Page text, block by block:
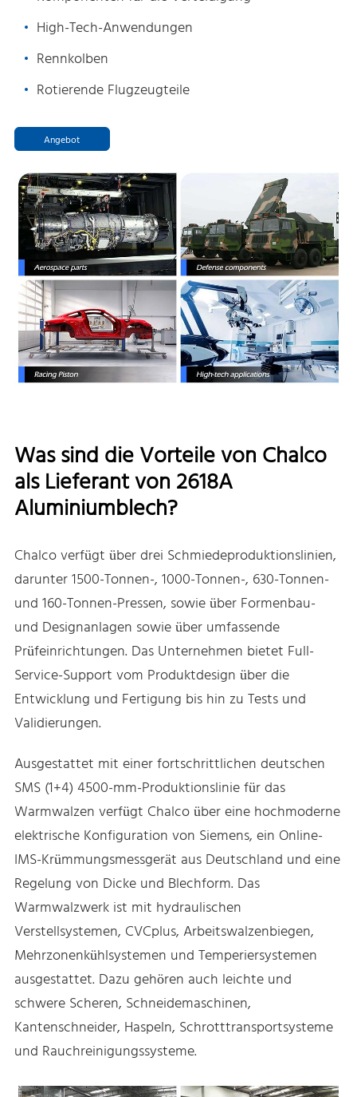
High-Tech-Anwendungen
Rennkolben
Rotierende Flugzeugteile
Angebot
Was sind die Vorteile von Chalco
als Lieferant von 2618A
Aluminiumblech?
Chalco verfügt über drei Schmiedeproduktionslinien,
darunter 1500-Tonnen-, 1000-Tonnen-, 630-Tonnen-
und 160-Tonnen-Pressen, sowie über Formenbau-
und Designanlagen sowie über umfassende
Prüfeinrichtungen. Das Unternehmen bietet Full-
Service-Support vom Produktdesign über die
Entwicklung und Fertigung bis hin zu Tests und
Validierungen.
Ausgestattet mit einer fortschrittlichen deutschen
SMS (1+4) 4500-mm-Produktionslinie für das
Warmwalzen verfügt Chalco über eine hochmoderne
elektrische Konfiguration von Siemens, ein Online-
IMS-Krümmungsmessgerät aus Deutschland und eine
Regelung von Dicke und Blechform. Das
Warmwalzwerk ist mit hydraulischen
Verstellsystemen, CVCplus, Arbeitswalzenbiegen,
Mehrzonenkühlsystemen und Temperiersystemen
ausgestattet. Dazu gehören auch leichte und
schwere Scheren, Schneidemaschinen,
Kantenschneider, Haspeln, Schrotttransportsysteme
und Rauchreinigungssysteme.